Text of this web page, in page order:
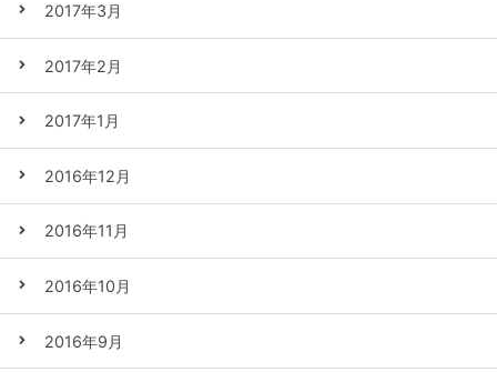
2017年3月
2017年2月
2017年1月
2016年12月
2016年11月
2016年10月
2016年9月